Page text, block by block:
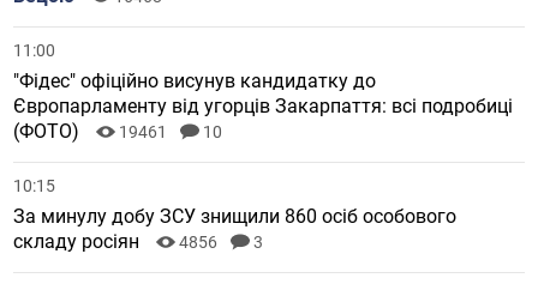
11:00
"Фідес" офіційно висунув кандидатку до
Європарламенту від угорців Закарпаття: всі подробиці
(ФОТО)
19461 10
10:15
За минулу добу ЗСУ знищили 860 осіб особового
складу росіян
4856 3